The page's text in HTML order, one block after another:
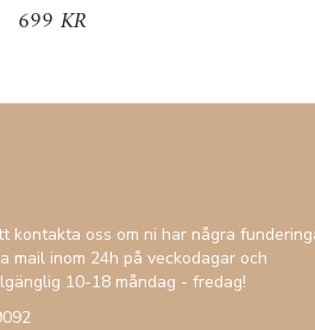
699 KR
kontakta oss om ni har några
mail inom 24h på veckodagar och
10-18 måndag - fredag!